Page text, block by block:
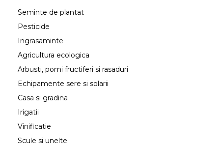
Seminte de plantat
Pesticide
Ingrasaminte
Agricultura ecologica
Arbusti, pomi fructiferi si rasaduri
Echipamente sere si solarii
Casa si gradina
Irigatii
Vinificatie
Scule si unelte